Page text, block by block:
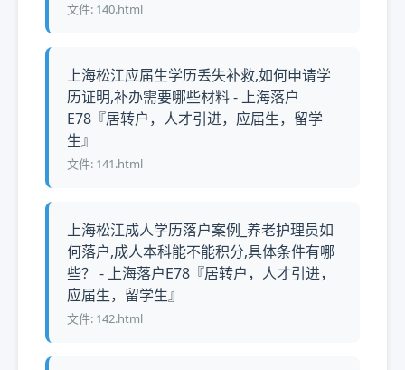
文件: 140.html
上海松江应届生学历丢失补救,如何申请学
历证明,补办需要哪些材料 - 上海落户
E78『居转户，人才引进，应届生，留学
生』
文件: 141.html
上海松江成人学历落户案例_养老护理员如
何落户,成人本科能不能积分,具体条件有哪
些？ - 上海落户E78『居转户，人才引进，
应届生，留学生』
文件: 142.html